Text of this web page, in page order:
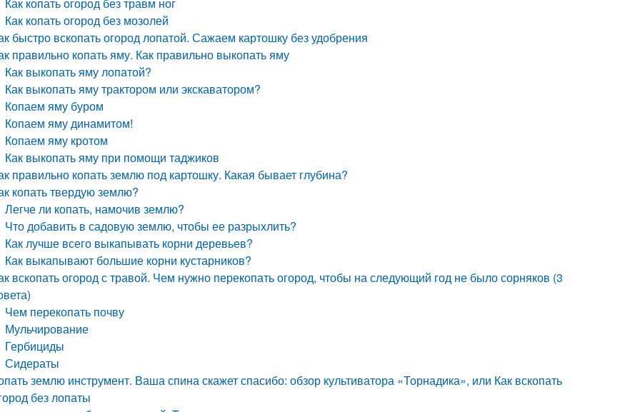
Как копать огород без мозолей
быстро вскопать огород лопатой. Сажаем картошку без удобрения
правильно копать яму. Как правильно выкопать яму
Как выкопать яму лопатой?
Как выкопать яму трактором или экскаватором?
Копаем яму буром
Копаем яму динамитом!
Копаем яму кротом
Как выкопать яму при помощи таджиков
правильно копать землю под картошку. Какая бывает глубина?
копать твердую землю?
Легче ли копать, намочив землю?
Что добавить в садовую землю, чтобы ее разрыхлить?
Как лучше всего выкапывать корни деревьев?
Как выкапывают большие корни кустарников?
вскопать огород с травой. Чем нужно перекопать огород, чтобы на следующий год не было сорняков (3
Чем перекопать почву
Мульчирование
Гербициды
Сидераты
землю инструмент. Ваша спина скажет спасибо: обзор культиватора «Торнадика», или Как вскопать
без лопаты